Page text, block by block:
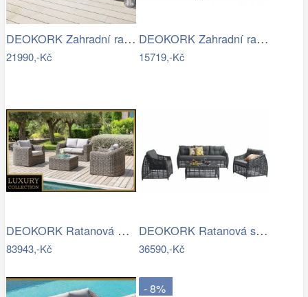
DEOKORK Zahradní ratanová sestava…
21990,-Kč
DEOKORK Zahradní ratanová sestava …
15719,-Kč
DEOKORK Ratanová modulová sestava…
83943,-Kč
DEOKORK Ratanová sestava CHARLOTTE …
36590,-Kč
- 8%